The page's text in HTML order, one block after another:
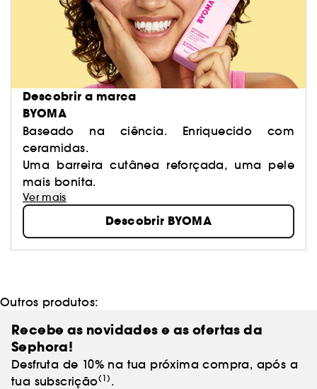
Descobrir a marca
BYOMA
Baseado na ciência. Enriquecido com
ceramidas.
Uma barreira cutânea reforçada, uma pele
mais bonita.
Ver mais
Descobrir BYOMA
Outros produtos:
Recebe as novidades e as ofertas da
Sephora!
Desfruta de 10% na tua próxima compra, após a
tua subscrição(1) .